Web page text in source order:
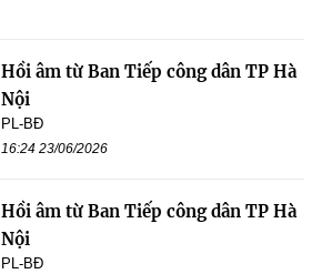
Hồi âm từ Ban Tiếp công dân TP Hà
Nội
PL-BĐ
16:24 23/06/2026
Hồi âm từ Ban Tiếp công dân TP Hà
Nội
PL-BĐ